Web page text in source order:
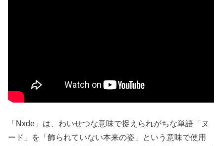
「Nxde」は、わいせつな意味で捉えられがちな単語「ヌ
ード」を「飾られていない本来の姿」という意味で使用